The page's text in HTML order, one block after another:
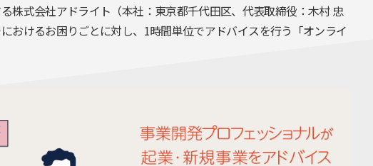
株式会社アドライト（本社：東京都千代田区、代表取締役：木村 忠
けるお困りごとに対し、 1時間単位でアドバイスを行う「オンライ